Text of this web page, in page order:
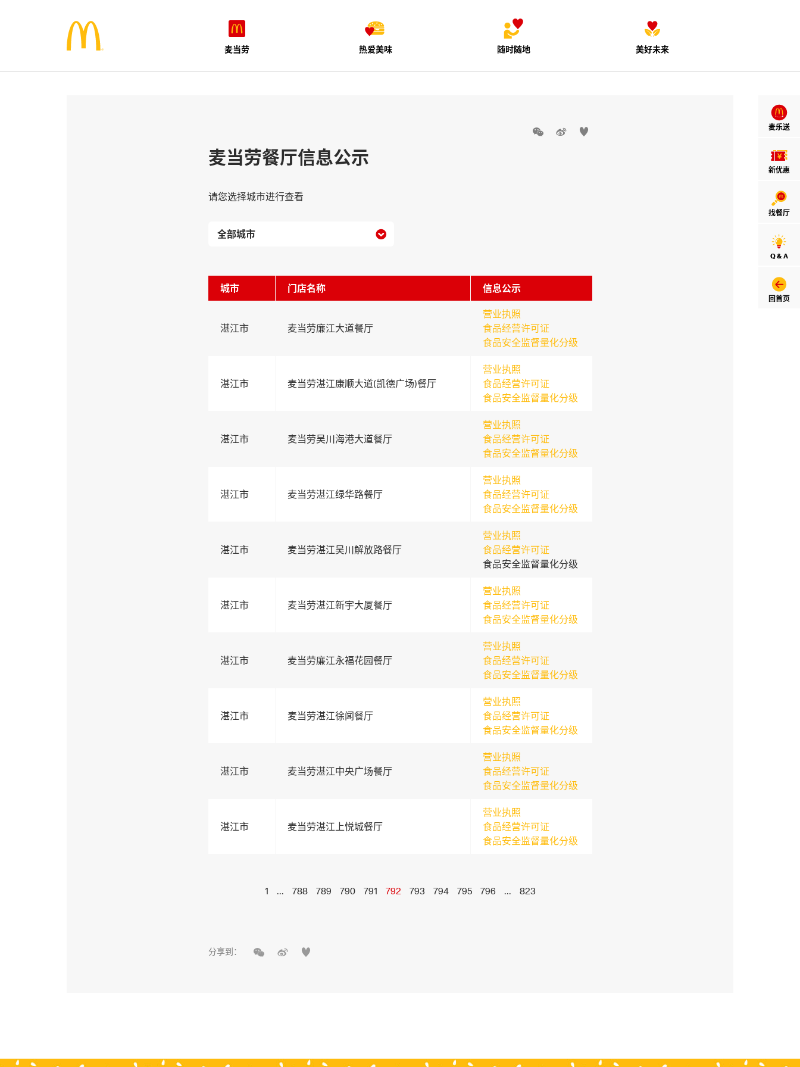
麦当劳 热爱美味 随时随地 美好未来
麦乐送
新优惠
找餐厅
Q & A
回首页
  
麦当劳餐厅信息公示
请您选择城市进行查看

城市 门店名称 信息公示
湛江市 麦当劳廉江大道餐厅
营业执照
食品经营许可证
食品安全监督量化分级
湛江市 麦当劳湛江康顺大道(凯德广场)餐厅
营业执照
食品经营许可证
食品安全监督量化分级
湛江市 麦当劳吴川海港大道餐厅
营业执照
食品经营许可证
食品安全监督量化分级
湛江市 麦当劳湛江绿华路餐厅
营业执照
食品经营许可证
食品安全监督量化分级
湛江市 麦当劳湛江吴川解放路餐厅
营业执照
食品经营许可证
食品安全监督量化分级
湛江市 麦当劳湛江新宇大厦餐厅
营业执照
食品经营许可证
食品安全监督量化分级
湛江市 麦当劳廉江永福花园餐厅
营业执照
食品经营许可证
食品安全监督量化分级
湛江市 麦当劳湛江徐闻餐厅
营业执照
食品经营许可证
食品安全监督量化分级
湛江市 麦当劳湛江中央广场餐厅
营业执照
食品经营许可证
食品安全监督量化分级
湛江市 麦当劳湛江上悦城餐厅
营业执照
食品经营许可证
食品安全监督量化分级
1 ... 788 789 790 791 792 793 794 795 796 ... 823
分享到：   